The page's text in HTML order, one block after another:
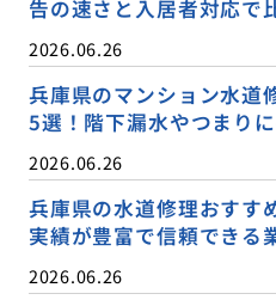
告の速さと入居者対応で
2026.06.26
兵庫県のマンション水道
5選！階下漏水やつまり
2026.06.26
兵庫県の水道修理おすす
実績が豊富で信頼できる
2026.06.26